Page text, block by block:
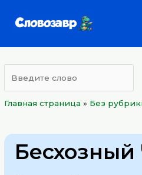
Главная страница » Без